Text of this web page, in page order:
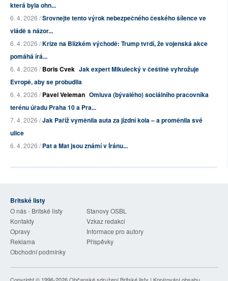
která byla ohn...
6. 4. 2026 /Srovnejte tento výrok nebezpečného českého šílence ve
vládě s názor...
6. 4. 2026 /Krize na Blízkém východě: Trump tvrdí, že vojenská akce
pomáhá írá...
6. 4. 2026 /Boris Cvek Jak expert Mikulecký v češtině vyhrožuje
Evropě, aby se probudila
6. 4. 2026 /Pavel Veleman Omluva (bývalého) sociálního pracovníka
terénu úřadu Praha 10 a Pra...
7. 4. 2026 /Jak Paříž vyměnila auta za jízdní kola – a proměnila své
ulice
6. 4. 2026 /Pat a Mat jsou známí v Íránu...
Britské listy
O nás - Britské listy
Stanovy OSBL
Kontakty
Vzkaz redakci
Opravy
Informace pro autory
Reklama
Příspěvky
Obchodní podmínky